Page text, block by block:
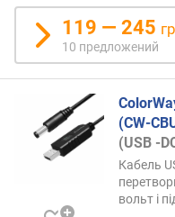
о
о
х
к
ш
119 — 245
10 предложений
(CW-
(USB -
Кабель
вольт і